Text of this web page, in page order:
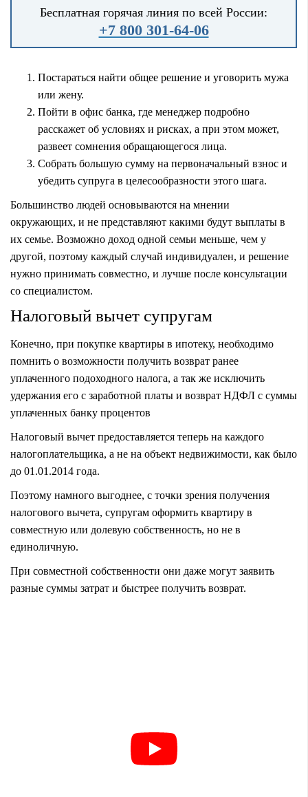
Бесплатная горячая линия по всей России:
+7 800 301-64-06
Постараться найти общее решение и уговорить мужа
или жену.
Пойти в офис банка, где менеджер подробно
расскажет об условиях и рисках, а при этом может,
развеет сомнения обращающегося лица.
Собрать большую сумму на первоначальный взнос и
убедить супруга в целесообразности этого шага.
Большинство людей основываются на мнении
окружающих, и не представляют какими будут выплаты в
их семье. Возможно доход одной семьи меньше, чем у
другой, поэтому каждый случай индивидуален, и решение
нужно принимать совместно, и лучше после консультации
со специалистом.
Налоговый вычет супругам
Конечно, при покупке квартиры в ипотеку, необходимо
помнить о возможности получить возврат ранее
уплаченного подоходного налога, а так же исключить
удержания его с заработной платы и возврат НДФЛ с суммы
уплаченных банку процентов
Налоговый вычет предоставляется теперь на каждого
налогоплательщика, а не на объект недвижимости, как было
до 01.01.2014 года.
Поэтому намного выгоднее, с точки зрения получения
налогового вычета, супругам оформить квартиру в
совместную или долевую собственность, но не в
единоличную.
При совместной собственности они даже могут заявить
разные суммы затрат и быстрее получить возврат.